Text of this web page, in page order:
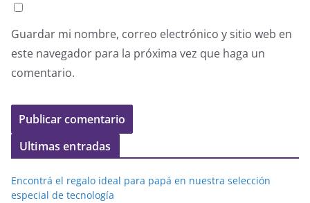
Guardar mi nombre, correo electrónico y sitio web en
este navegador para la próxima vez que haga un
comentario.
Ultimas entradas
Encontrá el regalo ideal para papá en nuestra selección
especial de tecnología